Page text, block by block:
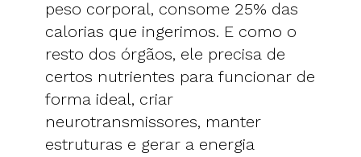
peso corporal, consome 25% das
calorias que ingerimos. E como o
resto dos órgãos, ele precisa de
certos nutrientes para funcionar de
forma ideal, criar
neurotransmissores, manter
estruturas e gerar a energia